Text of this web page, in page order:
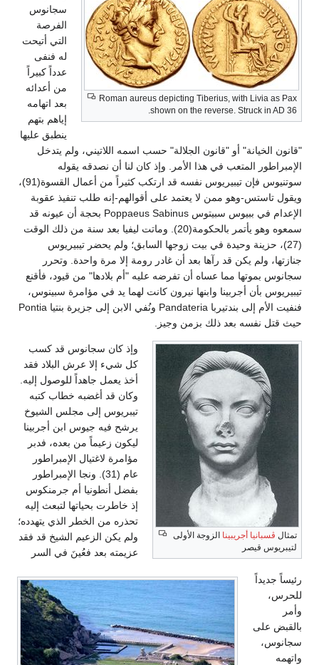
Roman aureus depicting Tiberius, with Livia as Pax
shown on the reverse. Struck in AD 36.
سجانوس
الفرصة
التي أتيحت
له فنفى
عدداً كبيراً
من أعدائه
بعد اتهامه
إياهم بتهم
ينطبق عليها
"قانون الخيانة" أو "قانون الجلالة" حسب اسمه اللاتيني، ولم يتدخل
الإمبراطور المتعب في هذا الأمر. وإذ كان لنا أن نصدقه يقوله
سوتنيوس فإن تيبيريوس نفسه قد ارتكب كثيراً من أعمال القسوة(91)،
ويقول تاستس-وهو ممن لا يعتمد على أقوالهم-إنه طلب تنفيذ عقوبة
الإعدام في ببيوس سبيتوس Poppaeus Sabinus بحجة أن عيونه قد
سمعوه وهو يأتمر بالحكومة(20). وماتت ليفيا بعد سنة من ذلك الوقت
(27)، حزينة وحيدة في بيت زوجها السابق؛ ولم يحضر تيبيريوس
جنازتها، ولم يكن قد رآها بعد أن غادر رومة إلا مرة واحدة. وتحرر
سجانوس بموتها مما عساه أن تفرضه عليه "أم بلادها" من قيود، فأقنع
تيبيريوس بأن أجربينا وابنها نيرون كانت لهما يد في مؤامرة سبينوس،
فنفيت الأم إلى بندتيربا Pandateria ونُفي الابن إلى جزيرة بنتيا Pontia
حيث قتل نفسه بعد ذلك بزمن وجيز.
تمثال ڤسبانيا أجريبينا الزوجة الأولى
لتيبريوس قيصر
وإذ كان سجانوس قد كسب
كل شيء إلا عرش البلاد فقد
أخذ يعمل جاهداً للوصول إليه.
وكان قد أغضبه خطاب كتبه
تيبريوس إلى مجلس الشيوخ
يرشح فيه جيوس ابن أجربينا
ليكون زعيماً من بعده، فدبر
مؤامرة لاغتيال الإمبراطور
عام (31). ونجا الإمبراطور
بفضل أنطونيا أم جرمنكوس
إذ خاطرت بحياتها لتبعث إليه
تحذره من الخطر الذي يتهدده؛
ولم يكن الزعيم الشيخ قد فقد
عزيمته بعد فعُينَ في السر
رئيساً جديداً
للحرس،
وأمر
بالقبض على
سجانوس،
واتهمه